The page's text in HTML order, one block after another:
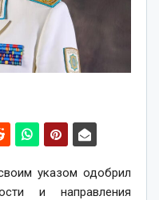
указом одобрил
и направления